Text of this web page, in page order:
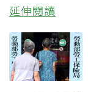
延伸閱讀